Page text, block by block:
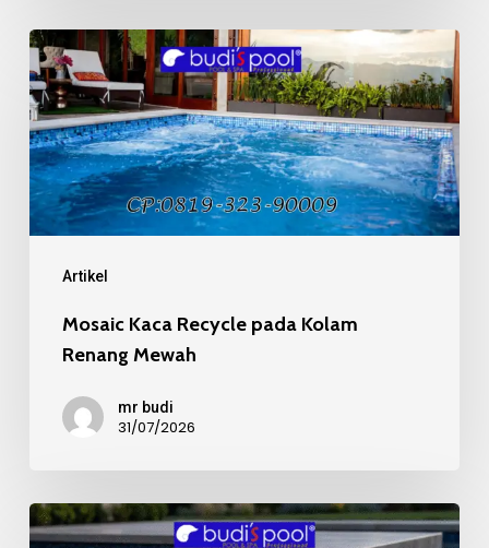
Artikel
Mosaic
Kaca
Recycle
pada
Kolam
Renang
Mosaic Kaca Recycle pada Kolam
Renang Mewah
mr budi
31/07/2026
Kualitas